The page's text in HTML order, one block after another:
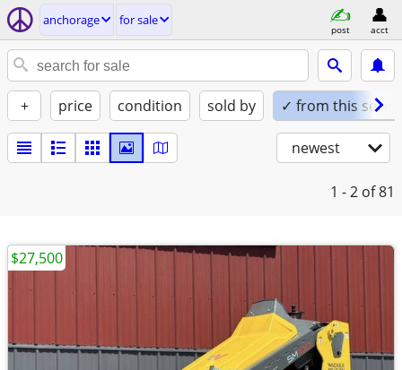
anchorage for sale
post acct
+ price condition sold by ✓ from this seller
newest
1 - 2 of 81
$27,500